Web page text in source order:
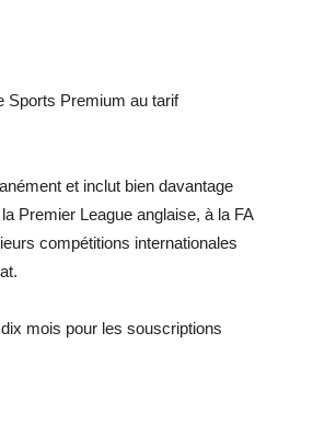
Sports Premium au tarif
et inclut bien davantage
Premier League anglaise, à la FA
compétitions internationales
mois pour les souscriptions